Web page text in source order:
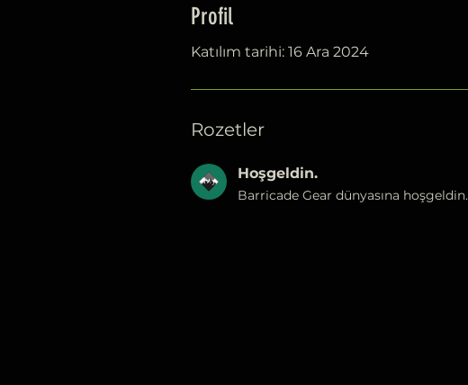
Profil
Katılım tarihi: 16 Ara 2024
Rozetler
Hoşgeldin.
Barricade Gear dünyasına hoşgeldin.